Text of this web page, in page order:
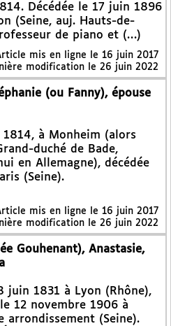
Décédée le 17 juin 1896
(Seine, auj. Hauts-de-
de piano et (…)
mis en ligne le 16 juin 2017
modification le 26 juin 2022
(ou Fanny), épouse
1814, à Monheim (alors
duché de Bade,
en Allemagne), décédée
(Seine).
mis en ligne le 16 juin 2017
modification le 26 juin 2022
Gouhenant), Anastasie,
juin 1831 à Lyon (Rhône),
12 novembre 1906 à
arrondissement (Seine).